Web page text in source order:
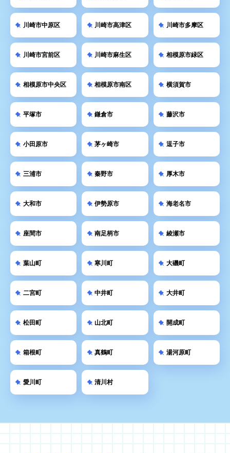
川崎市中原区 川崎市高津区 川崎市多摩区
川崎市宮前区 川崎市麻生区 相模原市緑区
相模原市中央区 相模原市南区 横須賀市
平塚市 鎌倉市 藤沢市
小田原市 茅ヶ崎市 逗子市
三浦市 秦野市 厚木市
大和市 伊勢原市 海老名市
座間市 南足柄市 綾瀬市
葉山町 寒川町 大磯町
二宮町 中井町 大井町
松田町 山北町 開成町
箱根町 真鶴町 湯河原町
愛川町 清川村